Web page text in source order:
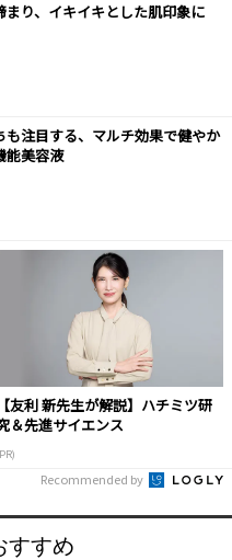
まり、イキイキとした肌印象に
も注目する、マルチ効果で健やか
能美容液
【友利 新先生が解説】ハチミツ研
＆先進サイエンス
Recommended by
すすめ